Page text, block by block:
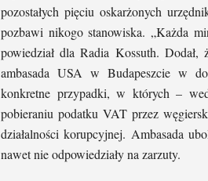
pozostałych pięciu oskarżonych
pozbawi nikogo stanowiska. „Każda
powiedział dla Radia Kossuth.
ambasada USA w Budapeszcie w
konkretne przypadki, w których –
pobieraniu podatku VAT przez
działalności korupcyjnej. Ambasada
nawet nie odpowiedziały na zarzuty.